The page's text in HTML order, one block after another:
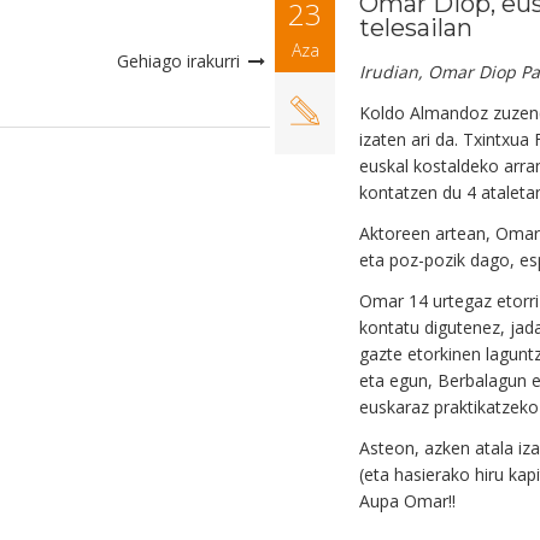
Gehiago irakurri
23
Aza
telesailan
Irudian, Omar Diop
Koldo Almandoz
izaten ari da. Txintxua
euskal kostaldeko
kontatzen du 4
Aktoreen artean,
eta poz-pozik dago,
Omar 14 urtegaz
kontatu digutenez,
gazte etorkinen
eta egun, Berbalagun
euskaraz
Asteon, azken atala
(eta hasierako hiru
Aupa Omar!!